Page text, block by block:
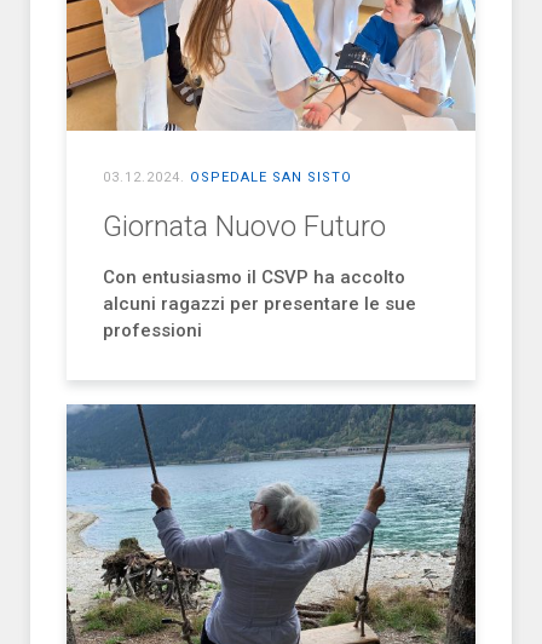
03.12.2024. OSPEDALE SAN SISTO
Giornata Nuovo Futuro
Con entusiasmo il CSVP ha accolto
alcuni ragazzi per presentare le sue
professioni